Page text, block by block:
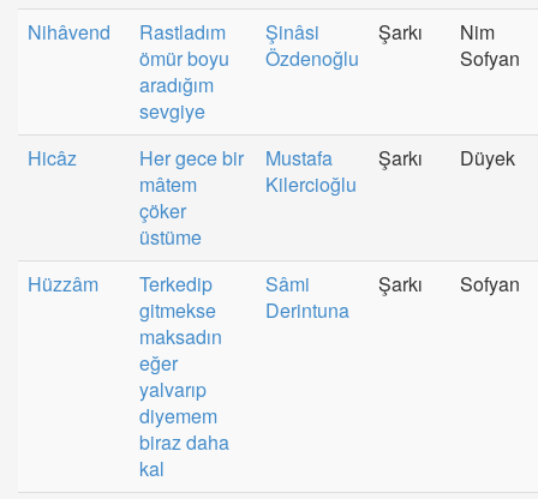
Nihâvend
Rastladım
ömür boyu
aradığım
sevgiye
Şinâsi
Özdenoğlu
Şarkı
Nim
Sofyan
Hicâz
Her gece bir
mâtem
çöker
üstüme
Mustafa
Kilercioğlu
Şarkı Düyek
Hüzzâm
Terkedip
gitmekse
maksadın
eğer
yalvarıp
diyemem
biraz daha
kal
Sâmi
Derintuna
Şarkı Sofyan